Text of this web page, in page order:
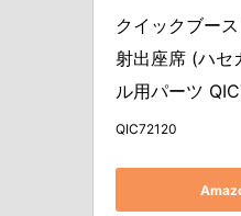
クイックブー
射出座席 (ハセ
ル用パーツ
QIC72120